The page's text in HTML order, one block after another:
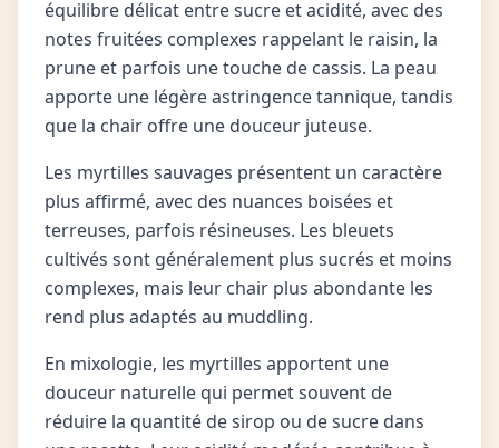
équilibre délicat entre sucre et acidité, avec des
notes fruitées complexes rappelant le raisin, la
prune et parfois une touche de cassis. La peau
apporte une légère astringence tannique, tandis
que la chair offre une douceur juteuse.
Les myrtilles sauvages présentent un caractère
plus affirmé, avec des nuances boisées et
terreuses, parfois résineuses. Les bleuets
cultivés sont généralement plus sucrés et moins
complexes, mais leur chair plus abondante les
rend plus adaptés au muddling.
En mixologie, les myrtilles apportent une
douceur naturelle qui permet souvent de
réduire la quantité de sirop ou de sucre dans